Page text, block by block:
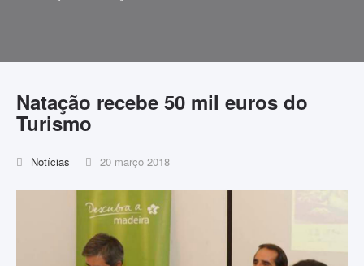
Natação recebe 50 mil euros do
Turismo
Notícias 20 março 2018